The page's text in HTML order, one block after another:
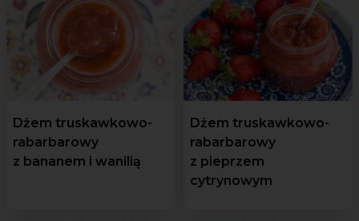
Dżem truskawkowo-
rabarbarowy
z bananem i wanilią
Dżem truskawkowo-
rabarbarowy
z pieprzem
cytrynowym